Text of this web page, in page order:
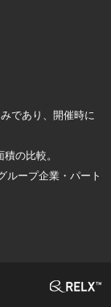
であり、開催時に
の比較。
ループ企業・パート